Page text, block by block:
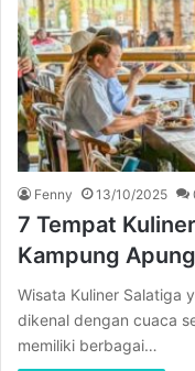
Fenny 13/10/2025
7 Tempat
Kampung
Wisata Kuliner Salatiga
dikenal dengan cuaca
memiliki berbagai…